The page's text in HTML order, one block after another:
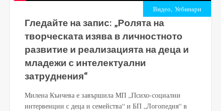
Видео, Уебинари
Гледайте на запис: „Ролята на
творческата изява в личностното
развитие и реализацията на деца и
младежи с интелектуални
затруднения“
Милена Кънчева е завършила МП „Психо-социални
интервенции с деца и семейства“ и БП „Логопедия“ в